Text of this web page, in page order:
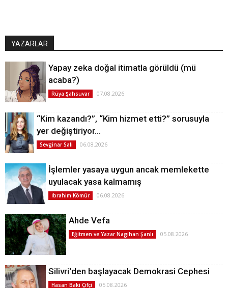
YAZARLAR
Yapay zeka doğal itimatla görüldü (mü
acaba?)
Rüya Şahsuvar 07.08.2026
“Kim kazandı?”, “Kim hizmet etti?” sorusuyla
yer değiştiriyor…
Sevginar Sali 06.08.2026
İşlemler yasaya uygun ancak memlekette
uyulacak yasa kalmamış
İbrahim Kömür 06.08.2026
Ahde Vefa
Eğitmen ve Yazar Nagihan Şanlı 05.08.2026
Silivri'den başlayacak Demokrasi Cephesi
Hasan Baki Çifçi 05.08.2026